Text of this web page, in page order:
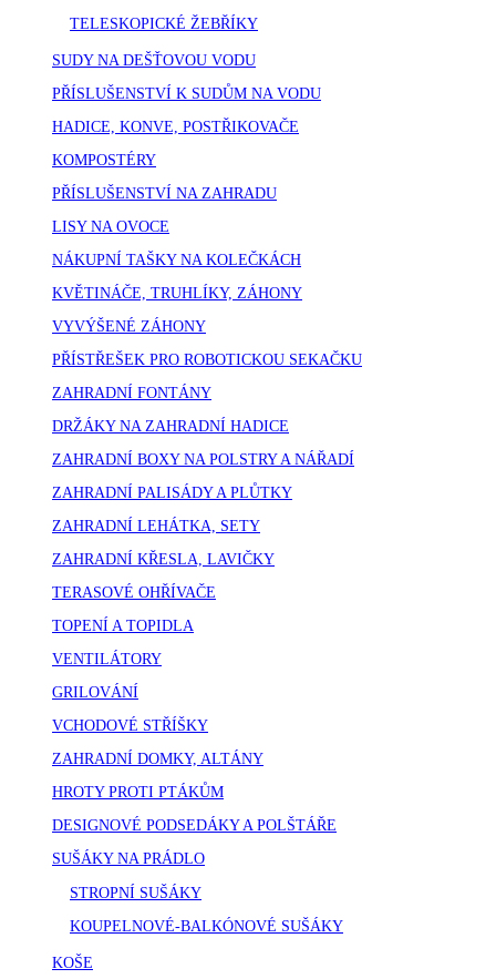
TELESKOPICKÉ ŽEBŘÍKY
SUDY NA DEŠŤOVOU VODU
PŘÍSLUŠENSTVÍ K SUDŮM NA VODU
HADICE, KONVE, POSTŘIKOVAČE
KOMPOSTÉRY
PŘÍSLUŠENSTVÍ NA ZAHRADU
LISY NA OVOCE
NÁKUPNÍ TAŠKY NA KOLEČKÁCH
KVĚTINÁČE, TRUHLÍKY, ZÁHONY
VYVÝŠENÉ ZÁHONY
PŘÍSTŘEŠEK PRO ROBOTICKOU SEKAČKU
ZAHRADNÍ FONTÁNY
DRŽÁKY NA ZAHRADNÍ HADICE
ZAHRADNÍ BOXY NA POLSTRY A NÁŘADÍ
ZAHRADNÍ PALISÁDY A PLŮTKY
ZAHRADNÍ LEHÁTKA, SETY
ZAHRADNÍ KŘESLA, LAVIČKY
TERASOVÉ OHŘÍVAČE
TOPENÍ A TOPIDLA
VENTILÁTORY
GRILOVÁNÍ
VCHODOVÉ STŘÍŠKY
ZAHRADNÍ DOMKY, ALTÁNY
HROTY PROTI PTÁKŮM
DESIGNOVÉ PODSEDÁKY A POLŠTÁŘE
SUŠÁKY NA PRÁDLO
STROPNÍ SUŠÁKY
KOUPELNOVÉ-BALKÓNOVÉ SUŠÁKY
KOŠE